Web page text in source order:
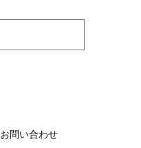
お問い合わせ